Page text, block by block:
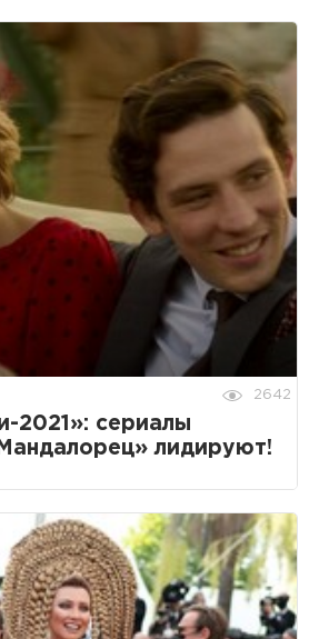
2642
2021»: сериалы
лидируют!